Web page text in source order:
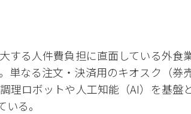
する人件費負担に直面している外食
単なる注文・決済用のキオスク（券
理ロボットや人工知能（AI）を基盤
る。